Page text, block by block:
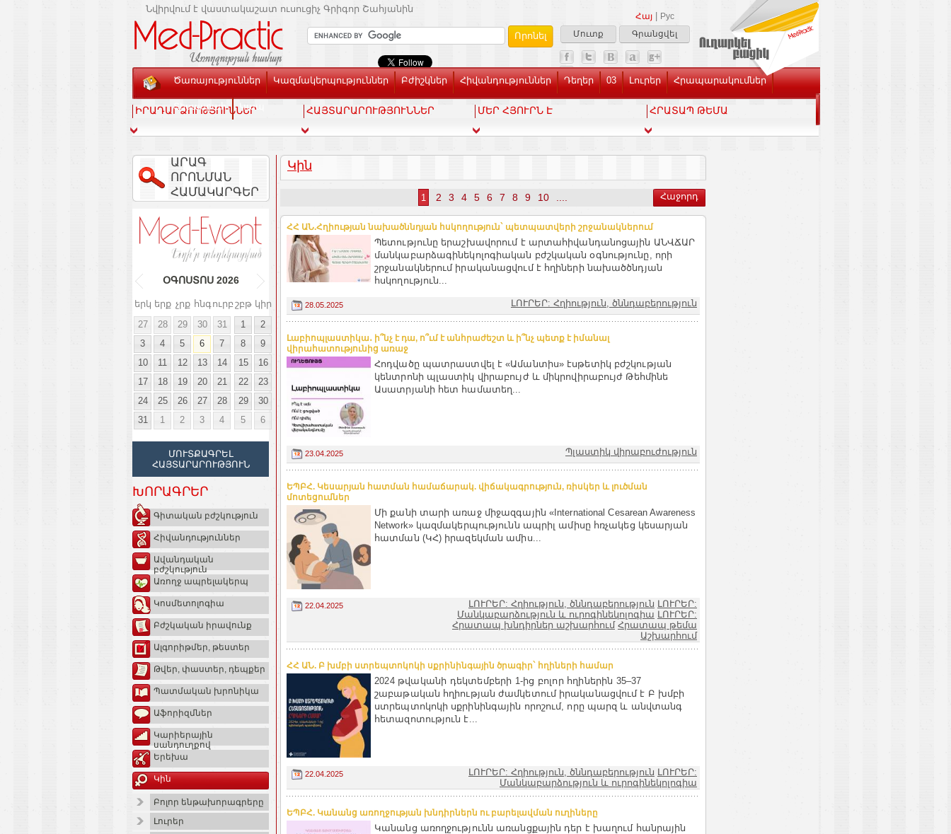
Հայ
Рус
Մուտք
Գրանցվել
Նվիրվում է վաստակաշատ ուսուցիչ Գրիգոր Շահյանին
Ծառայություններ Կազմակերպություններ Բժիշկներ Հիվանդություններ Դեղեր 03 Լուրեր Հրապարակումներ
Տեսասրահ Կապ
ԻՐԱԴԱՐՁՈՒԹՅՈՒՆՆԵՐ ՀԱՅՏԱՐԱՐՈՒԹՅՈՒՆՆԵՐ ՄԵՐ ՀՅՈՒՐՆ Է ՀՐԱՏԱՊ ԹԵՄԱ
ԱՐԱԳ
ՈՐՈՆՄԱՆ
ՀԱՄԱԿԱՐԳԵՐ
ՕԳՈՍՏՈՍ 2026
երկ երք չրք հնգուրբ շբթ կիր
27
28 29 30 31 1
2
3
4 5 6 7 8
9
10
11 12 13 14 15
16
17
18 19 20 21 22
23
24
25 26 27 28 29
30
31
1 2 3 4 5 6
ՄՈՒՏՔԱԳՐԵԼ
ՀԱՅՏԱՐԱՐՈՒԹՅՈՒՆ
ԽՈՐԱԳՐԵՐ
Գիտական բժշկություն
Հիվանդություններ
Ավանդական
բժշկություն
Առողջ ապրելակերպ
Կոսմետոլոգիա
Բժշկական իրավունք
Ալգորիթմեր, թեստեր
Թվեր, փաստեր, դեպքեր
Պատմական խրոնիկա
Աֆորիզմներ
Կարիերային
սանդուղքով
Երեխա
Կին
Բոլոր ենթախորագրերը
Լուրեր
Կին
1 2 3 4 5 6 7 8 9 10 Հաջորդ
ՀՀ ԱՆ.Հղիության նախածննդյան հսկողություն` պետպատվերի շրջանակներում
Պետությունը երաշխավորում է արտահիվանդանոցային ԱՆՎՃԱՐ
մանկաբարձագինեկոլոգիական բժշկական օգնությունը, որի
շրջանակներում իրականացվում է հղիների նախածծնդյան
հսկողություն...
28.05.2025 ԼՈՒՐԵՐ: Հղիություն, ծննդաբերություն
Լաբիոպլաստիկա․ ի՞նչ է դա, ո՞ւմ է անհրաժեշտ և ի՞նչ պետք է իմանալ
վիրահատությունից առաջ
Հոդվածը պատրաստվել է «Ամանտիս» էսթետիկ բժշկության
կենտրոնի պլաստիկ վիրաբույժ և միկրովիրաբույժ Թեհմինե
Ասատրյանի հետ համատեղ...
23.04.2025 Պլաստիկ վիրաբուժություն
ԵՊԲՀ. Կեսարյան հատման համաճարակ. վիճակագրություն, ռիսկեր և լուծման
մոտեցումներ
Մի քանի տարի առաջ միջազգային «International Cesarean Awareness
Network» կազմակերպությունն ապրիլ ամիսը հռչակեց կեսարյան
հատման (ԿՀ) իրազեկման ամիս...
22.04.2025 ԼՈՒՐԵՐ: Հղիություն, ծննդաբերություն ԼՈՒՐԵՐ:
Մանկաբարձություն և ուրոգինեկոլոգիա ԼՈՒՐԵՐ:
Հրատապ խնդիրներ աշխարհում Հրատապ թեմա
Աշխարհում
ՀՀ ԱՆ. Բ խմբի ստրեպտոկոկի սքրինինգային ծրագիր` հղիների համար
2024 թվականի դեկտեմբերի 1-ից բոլոր հղիներին 35–37
շաբաթական հղիության ժամկետում իրականացվում է Բ խմբի
ստրեպտոկոկի սքրինինգային որոշում, որը պարզ և անվտանգ
հետազոտություն է...
22.04.2025 ԼՈՒՐԵՐ: Հղիություն, ծննդաբերություն ԼՈՒՐԵՐ:
Մանկաբարձություն և ուրոգինեկոլոգիա
ԵՊԲՀ. Կանանց առողջության խնդիրներն ու բարելավման ուղիները
Կանանց առողջությունն առանցքային դեր է խաղում հանրային